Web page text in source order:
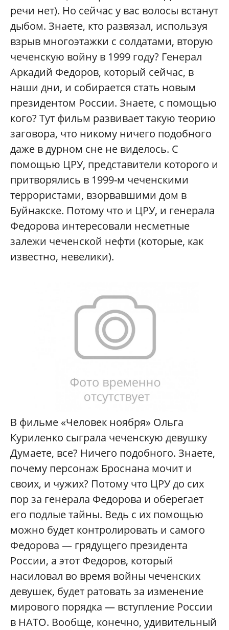
речи нет). Но сейчас у вас волосы встанут
дыбом. Знаете, кто развязал, используя
взрыв многоэтажки с солдатами, вторую
чеченскую войну в 1999 году? Генерал
Аркадий Федоров, который сейчас, в
наши дни, и собирается стать новым
президентом России. Знаете, с помощью
кого? Тут фильм развивает такую теорию
заговора, что никому ничего подобного
даже в дурном сне не виделось. С
помощью ЦРУ, представители которого и
притворялись в 1999-м чеченскими
террористами, взорвавшими дом в
Буйнакске. Потому что и ЦРУ, и генерала
Федорова интересовали несметные
залежи чеченской нефти (которые, как
известно, невелики).
В фильме «Человек ноября» Ольга
Куриленко сыграла чеченскую девушку
Думаете, все? Ничего подобного. Знаете,
почему персонаж Броснана мочит и
своих, и чужих? Потому что ЦРУ до сих
пор за генерала Федорова и оберегает
его подлые тайны. Ведь с их помощью
можно будет контролировать и самого
Федорова — грядущего президента
России, а этот Федоров, который
насиловал во время войны чеченских
девушек, будет ратовать за изменение
мирового порядка — вступление России
в НАТО. Вообще, конечно, удивительный